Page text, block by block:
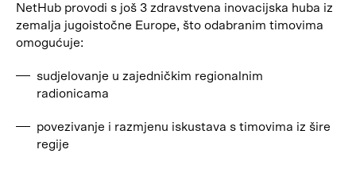
NetHub provodi s još 3 zdravstvena inovacijska huba iz
zemalja jugoistočne Europe, što odabranim timovima
omogućuje:
sudjelovanje u zajedničkim regionalnim
radionicama
povezivanje i razmjenu iskustava s timovima iz šire
regije